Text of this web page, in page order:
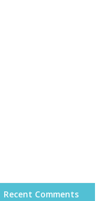
Recent Comments